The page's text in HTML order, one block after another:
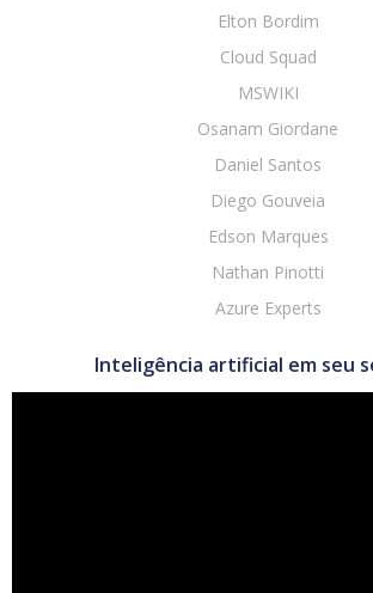
Elton Bordim
Cloud Squad
MSWIKI
Osanam Giordane
Daniel Santos
Diego Gouveia
Edson Marques
Nathan Pinotti
Azure Experts
Inteligência artificial em seu